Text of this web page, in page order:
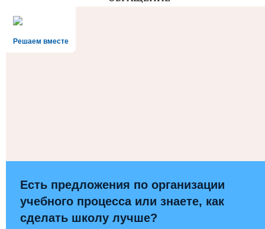
Решаем вместе
Есть предложения по организации
учебного процесса или знаете, как
сделать школу лучше?